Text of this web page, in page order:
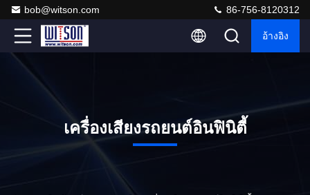
bob@witson.com 86-756-8120312
อ้างอิง
เครื่องเสียงรถยนต์อินฟินิตี้